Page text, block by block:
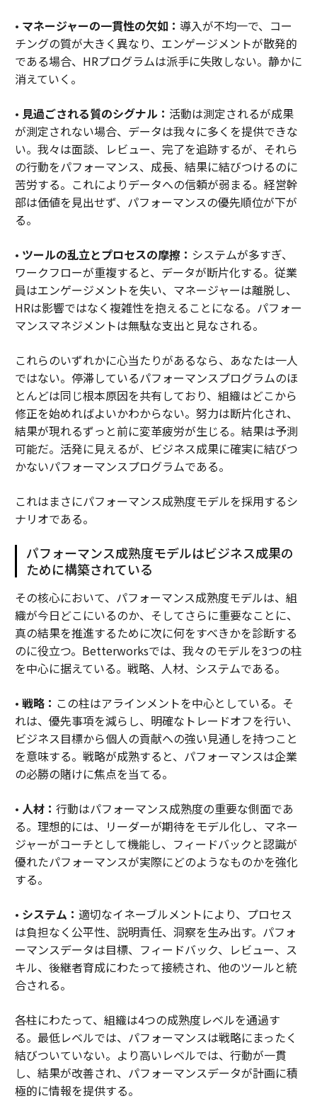
• マネージャーの一貫性の欠如： 導入が不均一で、コー
チングの質が大きく異なり、エンゲージメントが散発的
である場合、HRプログラムは派手に失敗しない。静かに
消えていく。
• 見過ごされる質のシグナル： 活動は測定されるが成果
が測定されない場合、データは我々に多くを提供できな
い。我々は面談、レビュー、完了を追跡するが、それら
の行動をパフォーマンス、成長、結果に結びつけるのに
苦労する。これによりデータへの信頼が弱まる。経営幹
部は価値を見出せず、パフォーマンスの優先順位が下が
る。
• ツールの乱立とプロセスの摩擦： システムが多すぎ、
ワークフローが重複すると、データが断片化する。従業
員はエンゲージメントを失い、マネージャーは離脱し、
HRは影響ではなく複雑性を抱えることになる。パフォー
マンスマネジメントは無駄な支出と見なされる。
これらのいずれかに心当たりがあるなら、あなたは一人
ではない。停滞しているパフォーマンスプログラムのほ
とんどは同じ根本原因を共有しており、組織はどこから
修正を始めればよいかわからない。努力は断片化され、
結果が現れるずっと前に変革疲労が生じる。結果は予測
可能だ。活発に見えるが、ビジネス成果に確実に結びつ
かないパフォーマンスプログラムである。
これはまさにパフォーマンス成熟度モデルを採用するシ
ナリオである。
パフォーマンス成熟度モデルはビジネス成果の
ために構築されている
その核心において、パフォーマンス成熟度モデルは、組
織が今日どこにいるのか、そしてさらに重要なことに、
真の結果を推進するために次に何をすべきかを診断する
のに役立つ。Betterworksでは、我々のモデルを3つの柱
を中心に据えている。戦略、人材、システムである。
• 戦略： この柱はアラインメントを中心としている。そ
れは、優先事項を減らし、明確なトレードオフを行い、
ビジネス目標から個人の貢献への強い見通しを持つこと
を意味する。戦略が成熟すると、パフォーマンスは企業
の必勝の賭けに焦点を当てる。
• 人材： 行動はパフォーマンス成熟度の重要な側面であ
る。理想的には、リーダーが期待をモデル化し、マネー
ジャーがコーチとして機能し、フィードバックと認識が
優れたパフォーマンスが実際にどのようなものかを強化
する。
• システム： 適切なイネーブルメントにより、プロセス
は負担なく公平性、説明責任、洞察を生み出す。パフォ
ーマンスデータは目標、フィードバック、レビュー、ス
キル、後継者育成にわたって接続され、他のツールと統
合される。
各柱にわたって、組織は4つの成熟度レベルを通過す
る。最低レベルでは、パフォーマンスは戦略にまったく
結びついていない。より高いレベルでは、行動が一貫
し、結果が改善され、パフォーマンスデータが計画に積
極的に情報を提供する。